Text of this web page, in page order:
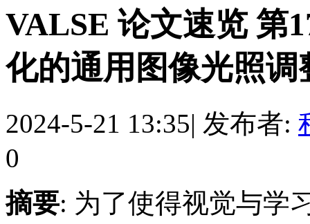
VALSE 论文速览 第
化的通用图像光照调
2024-5-21 13:35| 发布者:
0
摘要: 为了使得视觉与学